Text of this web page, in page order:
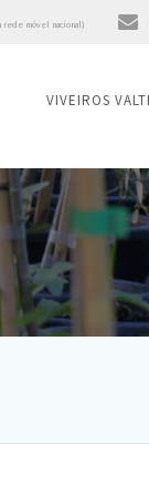
a rede móvel nacional)
VIVEIROS